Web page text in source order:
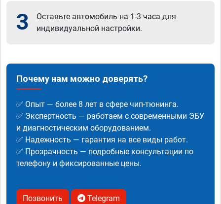
3
Оставьте автомобиль на 1-3 часа для
индивидуальной настройки.
Почему нам можно доверять?
✅ Опыт — более 8 лет в сфере чип-тюнинга.
✅ Экспертность — работаем с современными ЭБУ
и диагностическим оборудованием.
✅ Надежность — гарантия на все виды работ.
✅ Прозрачность — подробные консультации по
телефону и фиксированные цены.
Позвонить Telegram